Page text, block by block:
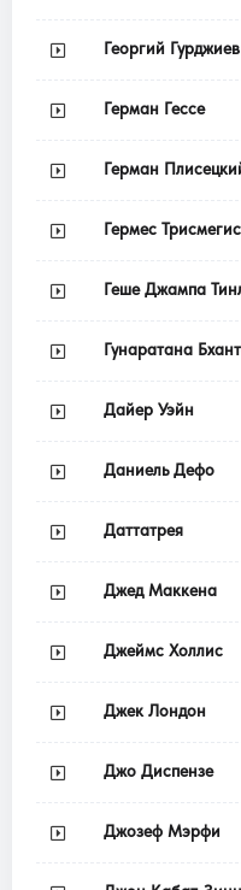
Георгий Гурджиев
Герман Гессе
Герман
Гермес
Геше Джампа
Гунаратана
Дайер Уэйн
Даниель Дефо
Даттатрея
Джед Маккена
Джеймс Холлис
Джек Лондон
Джо Диспензе
Джозеф Мэрфи